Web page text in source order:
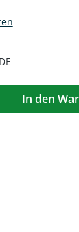
In den